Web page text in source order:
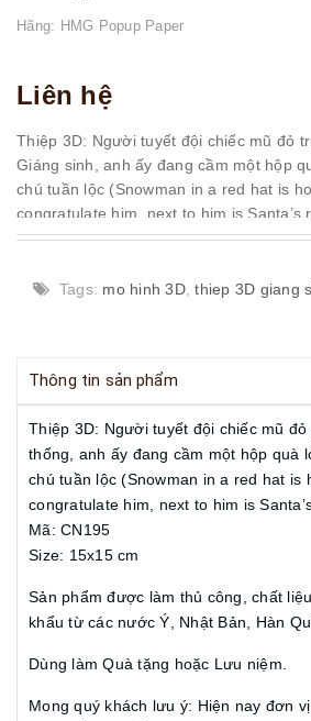
Hãng: HMG Popup Paper
Liên hệ
Thiệp 3D: Người tuyết đội chiếc mũ đỏ
Giáng sinh, anh ấy đang cầm một hộp
chú tuần lộc (Snowman in a red hat is
congratulate him, next to him is Santa’s
Mã: CN195
Tags: mo hinh 3D,thiep 3D giang
Thông tin sản phẩm
Thiệp 3D: Người tuyết đội chiếc mũ
thống, anh ấy đang cầm một hộp quà
chú tuần lộc (Snowman in a red hat is
congratulate him, next to him is
Mã: CN195
Size: 15x15 cm
Sản phẩm được làm thủ công, chất
khẩu từ các nước Ý, Nhật Bản, Hàn
Dùng làm Quà tặng hoặc Lưu niệm.
Mong quý khách lưu ý: Hiện nay đơn